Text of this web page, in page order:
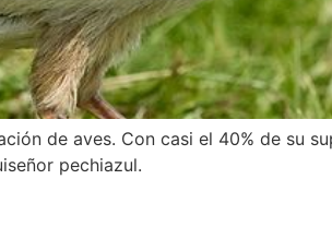
de aves. Con casi el 40% de su
pechiazul.